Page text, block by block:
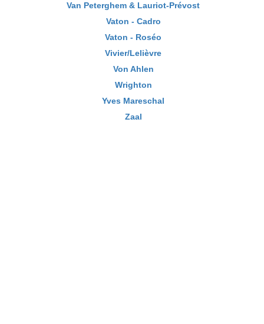
Van Peterghem & Lauriot-Prévost
Vaton - Cadro
Vaton - Roséo
Vivier/Lelièvre
Von Ahlen
Wrighton
Yves Mareschal
Zaal